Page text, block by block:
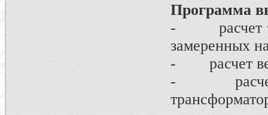
Программа
- расчет
замеренных
- расчет
- расчет